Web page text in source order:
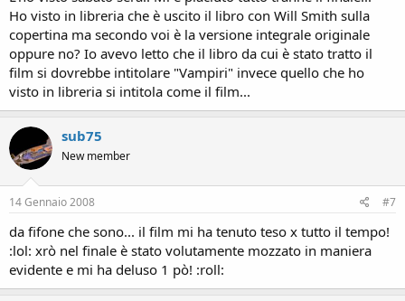
Ho visto in libreria che è uscito il libro con Will Smith sulla
copertina ma secondo voi è la versione integrale originale
oppure no? Io avevo letto che il libro da cui è stato tratto il
film si dovrebbe intitolare "Vampiri" invece quello che ho
visto in libreria si intitola come il film...
sub75
New member
14 Gennaio 2008 #7
da fifone che sono... il film mi ha tenuto teso x tutto il tempo!
:lol: xrò nel finale è stato volutamente mozzato in maniera
evidente e mi ha deluso 1 pò! :roll: